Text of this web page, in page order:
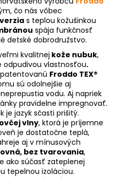
čo nás vôbec
verzia s teplou kožušinkou
spája funkčnosť
detské dobrodružstvo.
kvalitnej kože nubuk,
odpudivou vlastnosťou.
Froddo TEX®
sú odolnejšie aj
vodu. Aj napriek
pravidelne impregnovať.
jazyk sčasti prišitý.
ovčej vlny, ktorá je príjemne
je dostatočne teplá,
aj v mínusových
bez tvarovania,
ako súčasť zateplenej
tepelnou izoláciou.